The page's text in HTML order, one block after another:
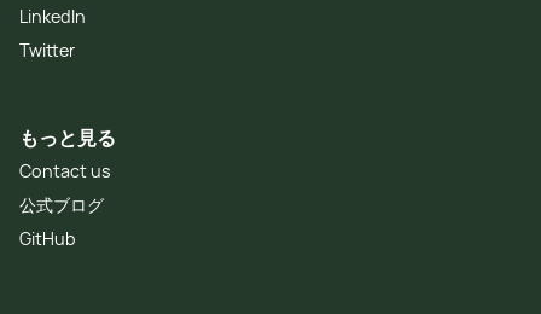
LinkedIn
Twitter
もっと見る
Contact us
公式ブログ
GitHub